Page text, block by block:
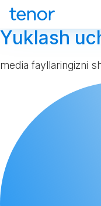
Yuklash
media fayllaringizni